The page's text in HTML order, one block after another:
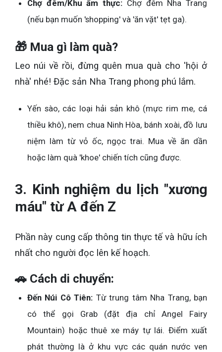
Chợ đêm/Khu ẩm thực: Chợ đêm Nha Trang
(nếu bạn muốn 'shopping' và 'ăn vặt' tẹt ga).
🎁 Mua gì làm quà?
Leo núi về rồi, đừng quên mua quà cho 'hội ở
nhà' nhé! Đặc sản Nha Trang phong phú lắm.
Yến sào, các loại hải sản khô (mực rim me, cá
thiều khô), nem chua Ninh Hòa, bánh xoài, đồ lưu
niệm làm từ vỏ ốc, ngọc trai. Mua về ăn dần
hoặc làm quà 'khoe' chiến tích cũng được.
3. Kinh nghiệm du lịch "xương
máu" từ A đến Z
Phần này cung cấp thông tin thực tế và hữu ích
nhất cho người đọc lên kế hoạch.
🚗 Cách di chuyển:
Đến Núi Cô Tiên: Từ trung tâm Nha Trang, bạn
có thể gọi Grab (đặt địa chỉ Angel Fairy
Mountain) hoặc thuê xe máy tự lái. Điểm xuất
phát thường là ở khu vực các quán nước ven